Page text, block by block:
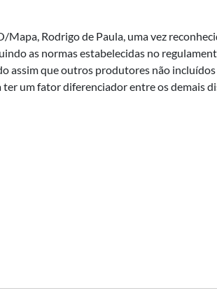
Rodrigo de Paula, uma vez
as normas estabelecidas no
assim que outros produtores não
um fator diferenciador entre os demais